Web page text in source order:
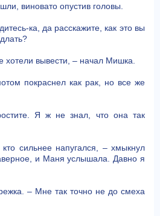
виновато опустив головы.
ка, да расскажите, как это вы
хотели вывести, – начал Мишка.
покраснел как рак, но все же
Я ж не знал, что она так
сильнее напугался, – хмыкнул
и Маня услышала. Давно я
– Мне так точно не до смеха